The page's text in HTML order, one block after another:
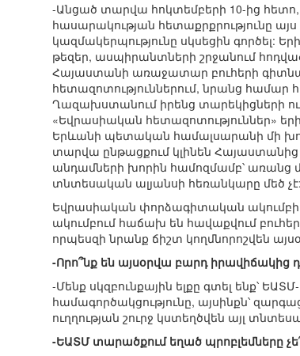
-Անցած տարվա հոկտեմբերի 10-ից
հասարակության հետաքրքրությունը
կազմակերպությունը սկսեցին գործել:
թեզեր, ասպիրանտների շրջանում
Հայաստանի առաջատար բուհերի
հետազոտություններում, նրանց համար
Ղազախստանում իրենց տարեկիցների ու
«Եվրասիական հետազոտություններ»
Երևանի պետական համալսարանի մի
տարվա ընթացքում կլինեն
անդամների խորին համոզմամբ՝ առանց
տնտեսական ալյանսի հեռանկարը մեծ չէ:
Եվրասիական փորձագիտական ակումբի
ակումբում հաճախ են հավաքվում
որպեսզի նրանք ճիշտ կողմնորոշվեն
-Որո՞նք են այսօրվա բարդ իրավիճակից
-Մենք սկզբունքային ելքը գտել ենք՝
համագործակցությունը, այսինքն՝
ուղղության շուրջ կստեղծվեն այլ
-ԵԱՏՄ տարածքում եղած պրոբլեմները